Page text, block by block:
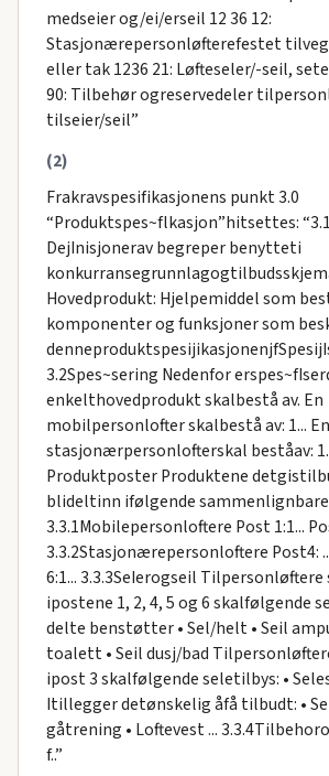
medseier og/ei/erseil 12 36 12:
Stasjonærepersonløfterefestet
eller tak 1236 21: Løfteseler/-seil,
90: Tilbehør ogreservedeler
tilseier/seil”
(2)
Frakravspesifikasjonens punkt 3.0
“Produktspes~flkasjon”hitsettes:
DejInisjonerav begreper benytteti
Hovedprodukt: Hjelpemiddel som
komponenter og funksjoner som
3.2Spes~sering Nedenfor
enkelthovedprodukt skalbestå av. En
mobilpersonlofter skalbestå av: 1... En
stasjonærpersonlofterskal beståav:
Produktposter Produktene
blideltinn ifølgende
3.3.1Mobilepersonloftere Post 1:1...
3.3.2Stasjonærepersonloftere Post4:
6:1... 3.3.3SeIerogseil
ipostene 1, 2, 4, 5 og 6 skalfølgende
delte benstøtter • Sel/helt • Seil
toalett • Seil dusj/bad
ipost 3 skalfølgende seletilbys: •
Itillegger detønskelig åfå tilbudt: •
gåtrening • Loftevest ...
f..”